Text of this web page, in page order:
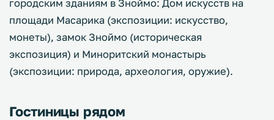
городским зданиям в Зноймо: Дом искусств на
площади Масарика (экспозиции: искусство,
монеты), замок Зноймо (историческая
экспозиция) и Миноритский монастырь
(экспозиции: природа, археология, оружие).
Гостиницы рядом